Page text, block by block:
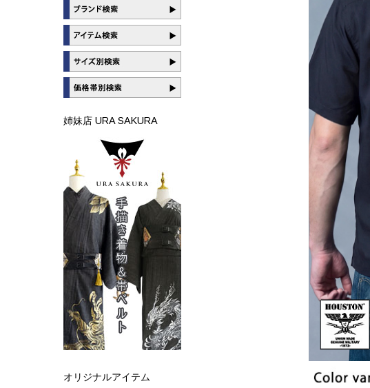
姉妹店 URA SAKURA
オリジナルアイテム